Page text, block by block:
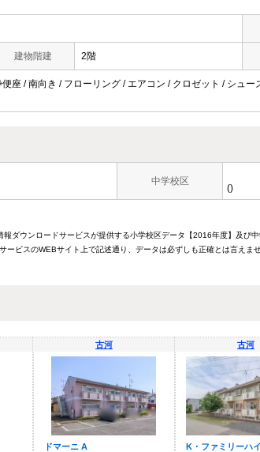
建物階建 2階
座 / 南向き / フローリング / エアコン / クロゼット / シュ
中学校区
()
ダウンロードサービスが提供する小学校区データ【2016年度】及び
ビスのWEBサイト上で記述通り、データは必ずしも正確とは言えま
古河
ドマーニ A
古河
K・ファミリーハ